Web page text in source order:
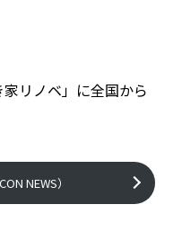
リノベ」に全国から
NEWS）